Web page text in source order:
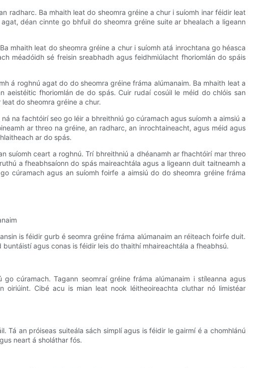
radharc. Ba mhaith leat do sheomra gréine a chur i suíomh inar féidir leat
déan cinnte go bhfuil do sheomra gréine suite ar bhealach a ligeann
mhaith leat do sheomra gréine a chur i suíomh atá inrochtana go héasca
méadóidh sé freisin sreabhadh agus feidhmiúlacht fhoriomlán do spáis
á roghnú agat do do sheomra gréine fráma alúmanaim. Ba mhaith leat a
fhoriomlán de do spás. Cuir rudaí cosúil le méid do chlóis san
do sheomra gréine a chur.
na fachtóirí seo go léir a bhreithniú go cúramach agus suíomh a aimsiú a
ar threo na gréine, an radharc, an inrochtaineacht, agus méid agus
ar do spás.
suíomh ceart a roghnú. Trí bhreithniú a dhéanamh ar fhachtóirí mar threo
a fheabhsaíonn do spás maireachtála agus a ligeann duit taitneamh a
cúramach agus an suíomh foirfe a aimsiú do do sheomra gréine fráma
is féidir gurb é seomra gréine fráma alúmanaim an réiteach foirfe duit.
agus conas is féidir leis do thaithí mhaireachtála a fheabhsú.
cúramach. Tagann seomraí gréine fráma alúmanaim i stíleanna agus
Cibé acu is mian leat nook léitheoireachta cluthar nó limistéar
Tá an próiseas suiteála sách simplí agus is féidir le gairmí é a chomhlánú
neart á sholáthar fós.